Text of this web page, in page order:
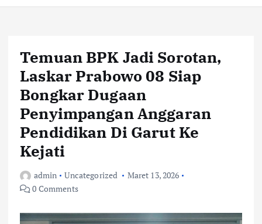
Temuan BPK Jadi Sorotan,
Laskar Prabowo 08 Siap
Bongkar Dugaan
Penyimpangan Anggaran
Pendidikan Di Garut Ke
Kejati
admin Uncategorized
Maret 13, 2026
0 Comments